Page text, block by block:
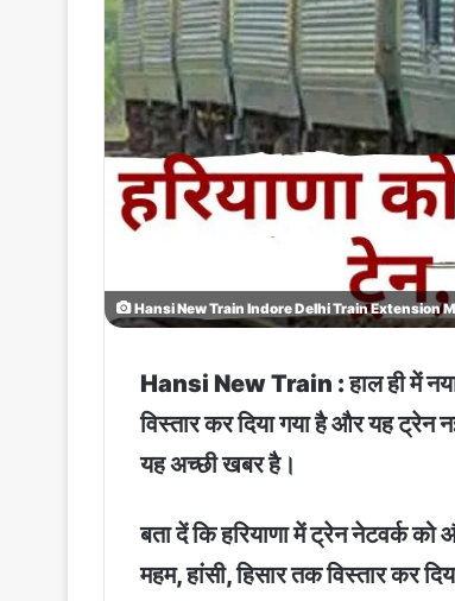
Hansi New Train Indore Delhi Train Extension
Hansi New Train : हाल ही में नया
विस्तार कर दिया गया है और यह ट्रेन
यह अच्छी खबर है।
बता दें कि हरियाणा में ट्रेन नेटवर्क
महम, हांसी, हिसार तक विस्तार कर